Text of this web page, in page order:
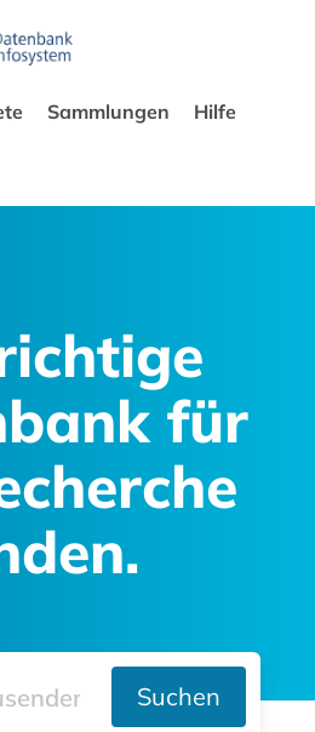
Sammlungen Hilfe
für
Suchen